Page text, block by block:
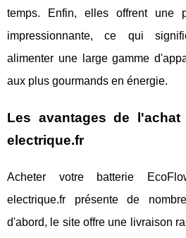
temps. Enfin, elles offrent une
impressionnante, ce qui
alimenter une large gamme
aux plus gourmands en énergie.
Les avantages de l'achat
electrique.fr
Acheter votre batterie
electrique.fr présente de
d'abord, le site offre une livraison